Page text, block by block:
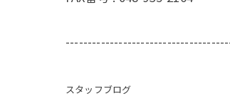
スタッフブログ